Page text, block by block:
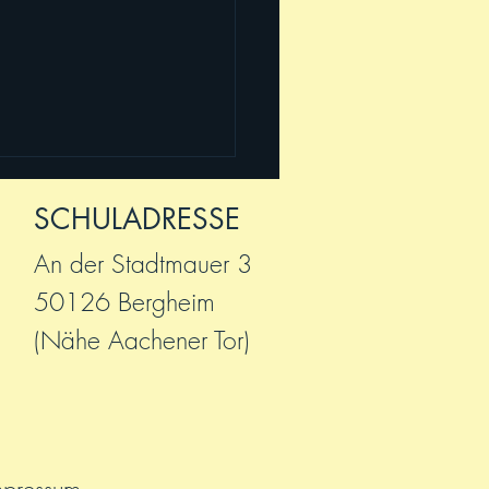
SCHULADRESSE
An der Stadtmauer 3
50126 Bergheim
(Nähe Aachener Tor)